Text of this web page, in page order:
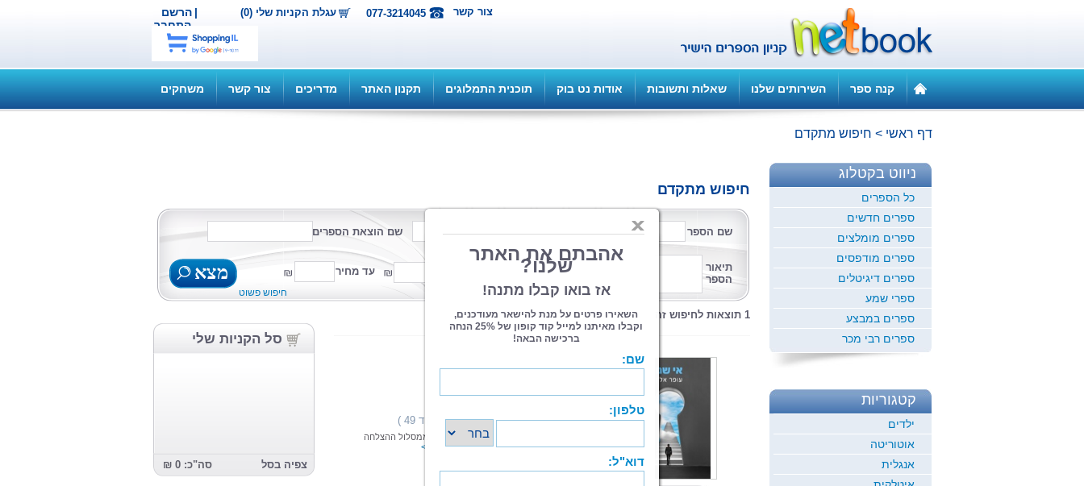
הרשם |
התחבר
עגלת הקניות שלי (0) 077-3214045 צור קשר
קנה ספר השירותים שלנו שאלות ותשובות אודות נט בוק תוכנית התמלוגים תקנון האתר מדריכים צור קשר משחקים
דף ראשי > חיפוש מתקדם
חיפוש מתקדם
שם הספר שם המחבר שם הוצאת הספרים
תיאור
הספר
עד מחיר
קטגוריה
פורמט מצא
חיפוש פשוט
סל הקניות שלי
צפיה בסל סה"כ: 0 ₪
1 תוצאות לחיפוש זה
דירוג:
(12 מדרגים,ניקוד 49 )
איש צעיר, אנרגטי ומצליח, שכל חייו לפניו, נזרק ממסלול ההצלחה
הכלכלית וחדוות היצירה המעשית קרא עוד > > >
ניווט בקטלוג
כל הספרים
ספרים חדשים
ספרים מומלצים
ספרים מודפסים
ספרים דיגיטלים
ספרי שמע
ספרים במבצע
ספרים רבי מכר
קטגוריות
ילדים
אוטוריטה
אנגלית